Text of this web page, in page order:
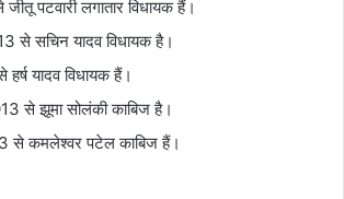
पटवारी लगातार विधायक हैं।
से सचिन यादव विधायक है।
यादव विधायक हैं।
से झूमा सोलंकी काबिज है।
से कमलेश्वर पटेल काबिज हैं।